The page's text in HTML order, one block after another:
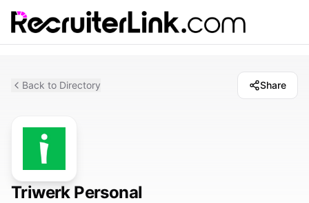
Back to Directory Share
Triwerk Personal